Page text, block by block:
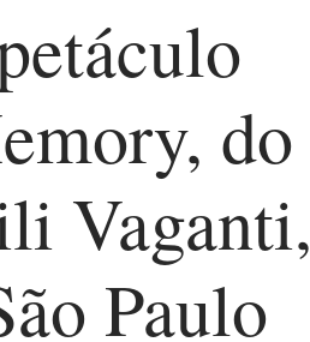
do
Vaganti,
Paulo